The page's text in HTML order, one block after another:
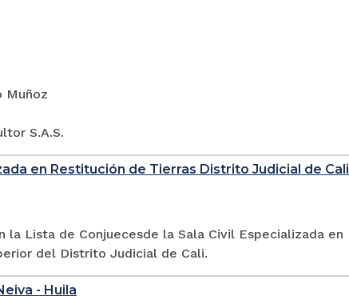
Muñoz
S.A.S.
en Restitución de Tierras Distrito Judicial de Cali
la Lista de Conjuecesde la Sala Civil Especializada en
del Distrito Judicial de Cali.
- Huila